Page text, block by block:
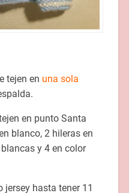
tejen en una sola
en punto Santa
blanco, 2 hileras en
y 4 en color
jersey hasta tener 11